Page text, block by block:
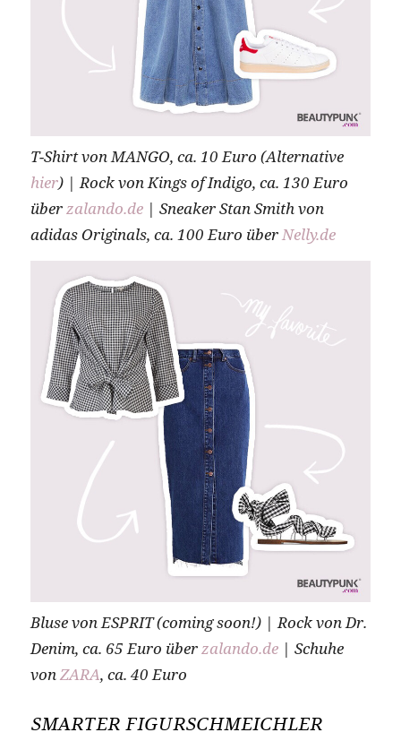
T-Shirt von MANGO, ca. 10 Euro (Alternative
hier) | Rock von Kings of Indigo, ca. 130 Euro
überzalando.de| Sneaker Stan Smith von
adidas Originals, ca. 100 Euro überNelly.de
Bluse von ESPRIT (coming soon!) | Rock von Dr.
Denim, ca. 65 Euro überzalando.de| Schuhe
vonZARA, ca. 40 Euro
SMARTER FIGURSCHMEICHLER